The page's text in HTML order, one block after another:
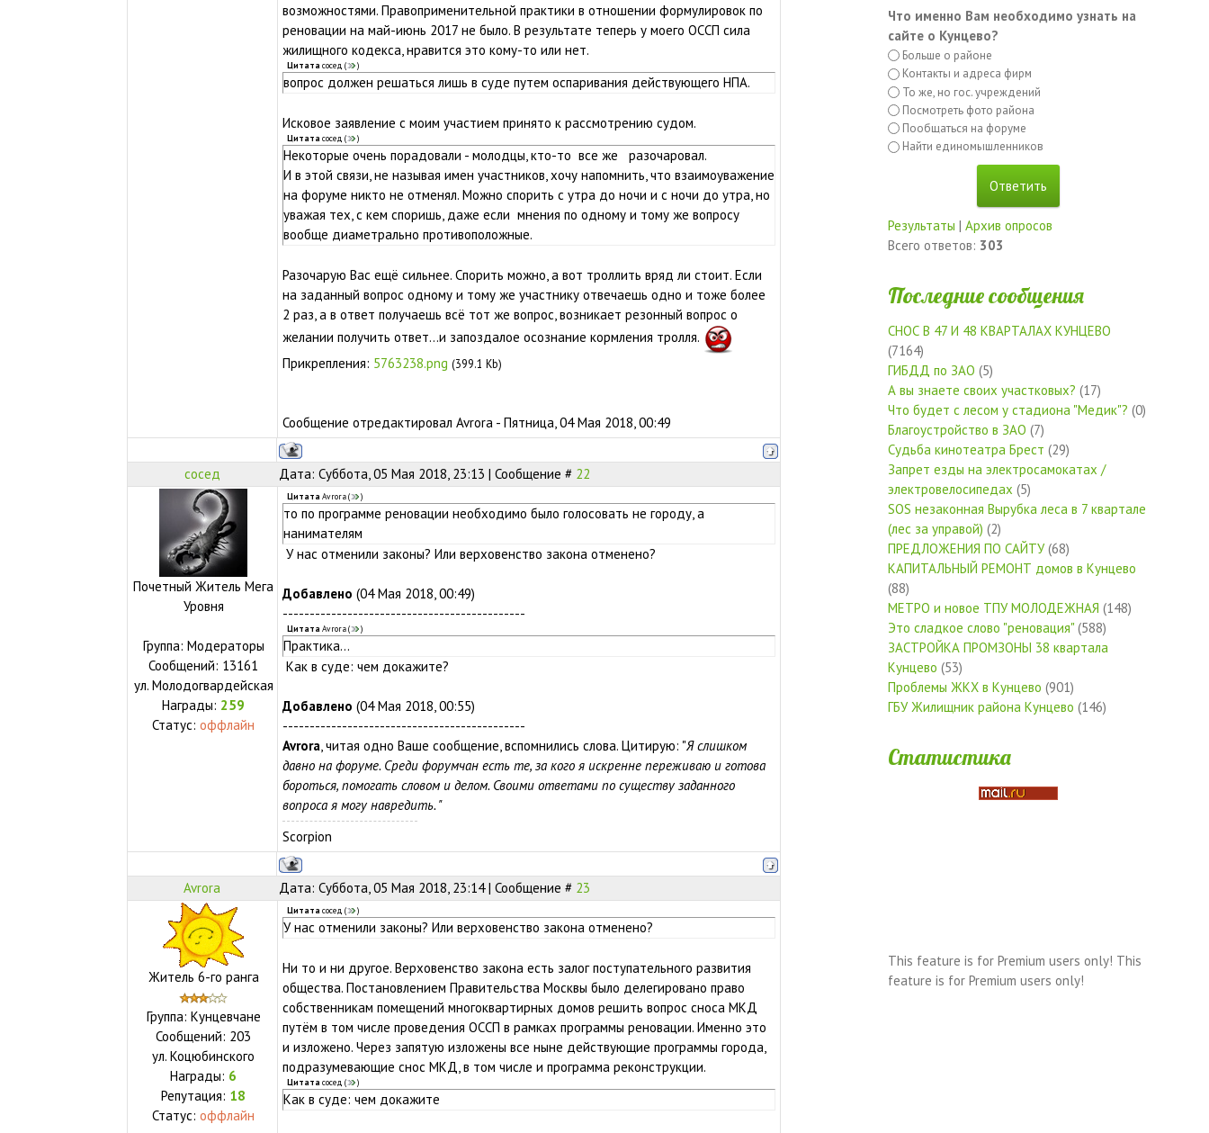
возможностями. Правоприменительной практики в отношении формулировок по
реновации на май-июнь 2017 не было. В результате теперь у моего ОССП сила
жилищного кодекса, нравится это кому-то или нет.
Цитата сосед ( )
вопрос должен решаться лишь в суде путем оспаривания действующего НПА.
Исковое заявление с моим участием принято к рассмотрению судом.
Цитата сосед ( )
Некоторые очень порадовали - молодцы, кто-то все же разочаровал.
И в этой связи, не называя имен участников, хочу напомнить, что взаимоуважение
на форуме никто не отменял. Можно спорить с утра до ночи и с ночи до утра, но
уважая тех, с кем споришь, даже если мнения по одному и тому же вопросу
вообще диаметрально противоположные.
Разочарую Вас ещё сильнее. Спорить можно, а вот троллить вряд ли стоит. Если
на заданный вопрос одному и тому же участнику отвечаешь одно и тоже более
2 раз, а в ответ получаешь всё тот же вопрос, возникает резонный вопрос о
желании получить ответ...и запоздалое осознание кормления тролля.
Прикрепления: 5763238.png (399.1 Kb)
Сообщение отредактировал Avrora - Пятница, 04 Мая 2018, 00:49
сосед Дата: Суббота, 05 Мая 2018, 23:13 | Сообщение # 22
Почетный Житель Мега
Уровня
Группа: Модераторы
Сообщений: 13161
ул. Молодогвардейская
Награды: 259
Статус:оффлайн
Цитата Avrora( )
то по программе реновации необходимо было голосовать не городу, а
нанимателям
У нас отменили законы? Или верховенство закона отменено?
Добавлено (04 Мая 2018, 00:49)
---------------------------------------------
Цитата Avrora( )
Практика...
Как в суде: чем докажите?
Добавлено (04 Мая 2018, 00:55)
---------------------------------------------
Avrora , читая одно Ваше сообщение, вспомнились слова. Цитирую: "Я слишком
давно на форуме. Среди форумчан есть те, за кого я искренне переживаю и готова
бороться, помогать словом и делом. Своими ответами по существу заданного
вопроса я могу навредить. "
Scorpion
Avrora Дата: Суббота, 05 Мая 2018, 23:14 | Сообщение # 23
Житель 6-го ранга
Группа: Кунцевчане
Сообщений: 203
ул.Коцюбинского
Награды: 6
Репутация: 18
Статус:оффлайн
Цитата сосед ( )
У нас отменили законы? Или верховенство закона отменено?
Ни то и ни другое. Верховенство закона есть залог поступательного развития
общества. Постановлением Правительства Москвы было делегировано право
собственникам помещений многоквартирных домов решить вопрос сноса МКД
путём в том числе проведения ОССП в рамках программы реновации. Именно это
и изложено. Через запятую изложены все ныне действующие программы города,
подразумевающие снос МКД, в том числе и программа реконструкции.
Цитата сосед ( )
Как в суде: чем докажите
Что именно Вам необходимо узнать на
сайте о Кунцево?
Больше о районе
Контакты и адреса фирм
То же, но гос. учреждений
Посмотреть фото района
Пообщаться на форуме
Найти единомышленников
Результаты | Архив опросов
Всего ответов: 303
Последние сообщения
СНОС В 47 И 48 КВАРТАЛАХ КУНЦЕВО
(7164)
ГИБДД по ЗАО (5)
А вы знаете своих участковых? (17)
Что будет с лесом у стадиона "Медик"? (0)
Благоустройство в ЗАО (7)
Судьба кинотеатра Брест (29)
Запрет езды на электросамокатах /
электровелосипедах (5)
SOS незаконная Вырубка леса в 7 квартале
(лес за управой) (2)
ПРЕДЛОЖЕНИЯ ПО САЙТУ(68)
КАПИТАЛЬНЫЙ РЕМОНТ домов в Кунцево
(88)
МЕТРО и новое ТПУ МОЛОДЕЖНАЯ (148)
Это сладкое слово "реновация"(588)
ЗАСТРОЙКА ПРОМЗОНЫ 38 квартала
Кунцево (53)
Проблемы ЖКХ в Кунцево (901)
ГБУ Жилищник района Кунцево (146)
Статистика
This feature is for Premium users only! This
feature is for Premium users only!